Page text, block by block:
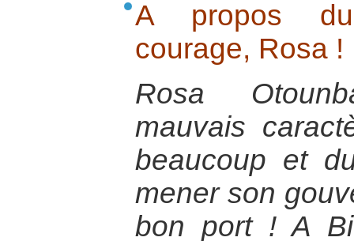
A propos
courage, Rosa !
Rosa
mauvais
beaucoup et
mener son
bon port ! A